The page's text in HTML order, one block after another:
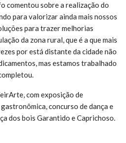
comentou sobre a realização do
para valorizar ainda mais nossos
para trazer melhorias
da zona rural, que é a que mais
por está distante da cidade não
mas estamos trabalhado
com exposição de
concurso de dança e
dos bois Garantido e Caprichoso.